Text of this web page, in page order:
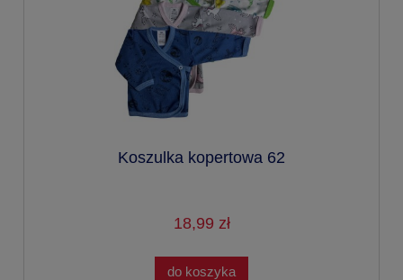
Koszulka kopertowa 62
18,99 zł
do koszyka